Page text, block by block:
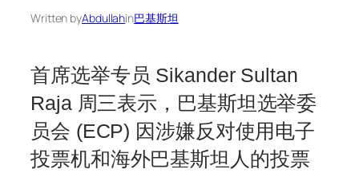
Written byAbdullahin巴基斯坦
首席选举专员 Sikander Sultan
Raja 周三表示，巴基斯坦选举委
员会 (ECP) 因涉嫌反对使用电子
投票机和海外巴基斯坦人的投票